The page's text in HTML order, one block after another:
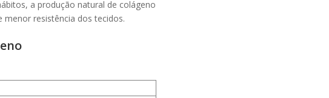
a produção natural de colágeno
menor resistência dos tecidos.